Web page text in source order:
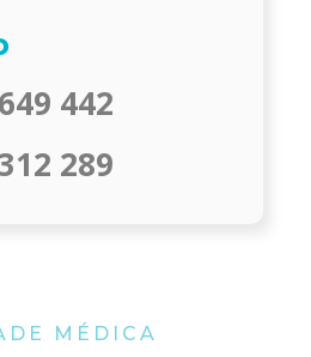
442
289
MÉDICA